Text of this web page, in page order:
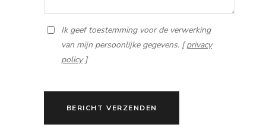
Ik geef toestemming voor de verwerking
van mijn persoonlijke gegevens. [privacy
policy]
BERICHT VERZENDEN